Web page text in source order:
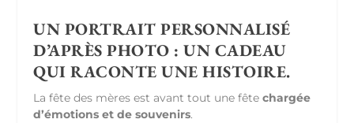
UN PORTRAIT PERSONNALISÉ
D’APRÈS PHOTO : UN CADEAU
QUI RACONTE UNE HISTOIRE.
La fête des mères est avant tout une fêtechargée
d’émotions et de souvenirs.